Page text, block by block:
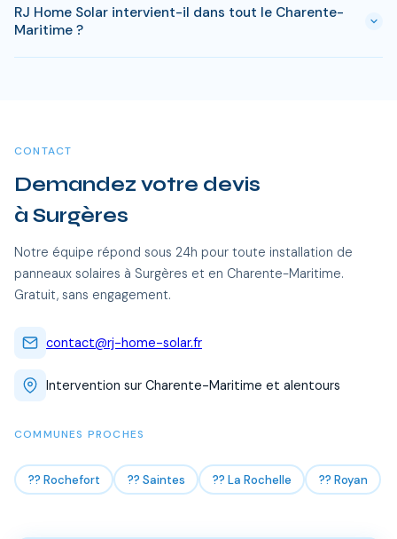
surcoût.
rentabiliser votre installation. Passe ce delai, chaque kWh
produit est gratuit. Sur 25 ans, une installation de 3 kWc
genere des economies entre 20 000 et 35 000 €.
RJ Home Solar intervient-il dans tout le Charente-
Maritime ?
CONTACT
Demandez votre devis
à Surgères
Notre équipe répond sous 24h pour toute installation de
panneaux solaires à Surgères et en Charente-Maritime.
Gratuit, sans engagement.
contact@rj-home-solar.fr
Intervention sur Charente-Maritime et alentours
COMMUNES PROCHES
?? Rochefort ?? Saintes ?? La Rochelle ?? Royan